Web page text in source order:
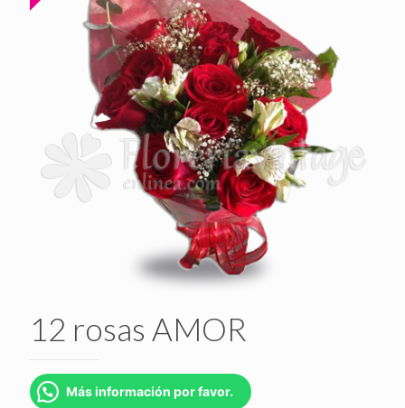
12 rosas AMOR
Más información por favor.